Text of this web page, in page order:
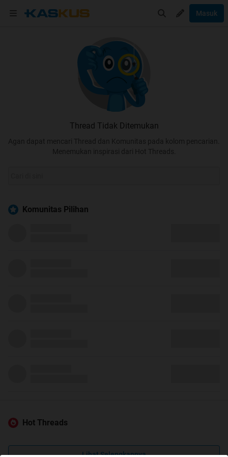
Masuk
Thread Tidak Ditemukan
Agan dapat mencari Thread dan Komunitas pada kolom pencarian.
Menemukan inspirasi dari Hot Threads.
Komunitas Pilihan
Hot Threads
Lihat Selengkapnya